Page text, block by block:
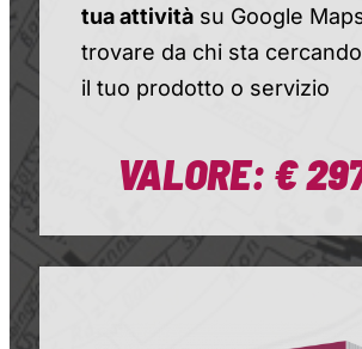
tua attività su Google
trovare da chi sta
il tuo prodotto o servizio
VALORE: €